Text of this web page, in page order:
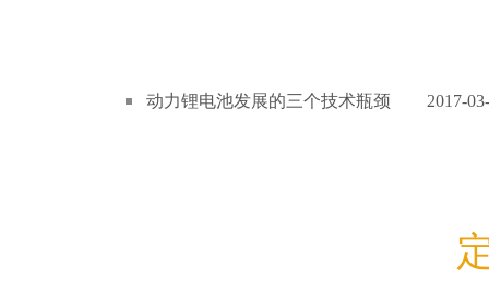
动力锂电池发展的三个技术瓶颈 2017-